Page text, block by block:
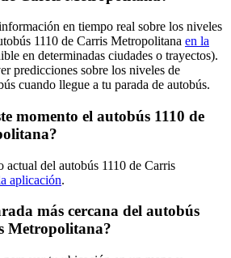
en tiempo real sobre los niveles
1110 de Carris Metropolitana en la
en determinadas ciudades o trayectos).
predicciones sobre los niveles de
cuando llegue a tu parada de autobús.
momento el autobús 1110 de
actual del autobús 1110 de Carris
aplicación.
más cercana del autobús
Metropolitana?